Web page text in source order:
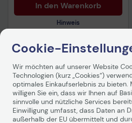
In den Warenkorb
Hinweis
Produktbeschreibung
Eine grundlegende Komponente
Unternehmensnetzwerks ist die
Cookie-
Wir möchten auf unserer Website
Technologien (kurz „Cookies“)
optimales Einkaufserlebnis zu bieten.
willigen Sie ein, dass wir Ihnen auf
sinnvolle und nützliche Services
Einwilligung umfasst, dass Daten an
außerhalb der EU übermittelt und